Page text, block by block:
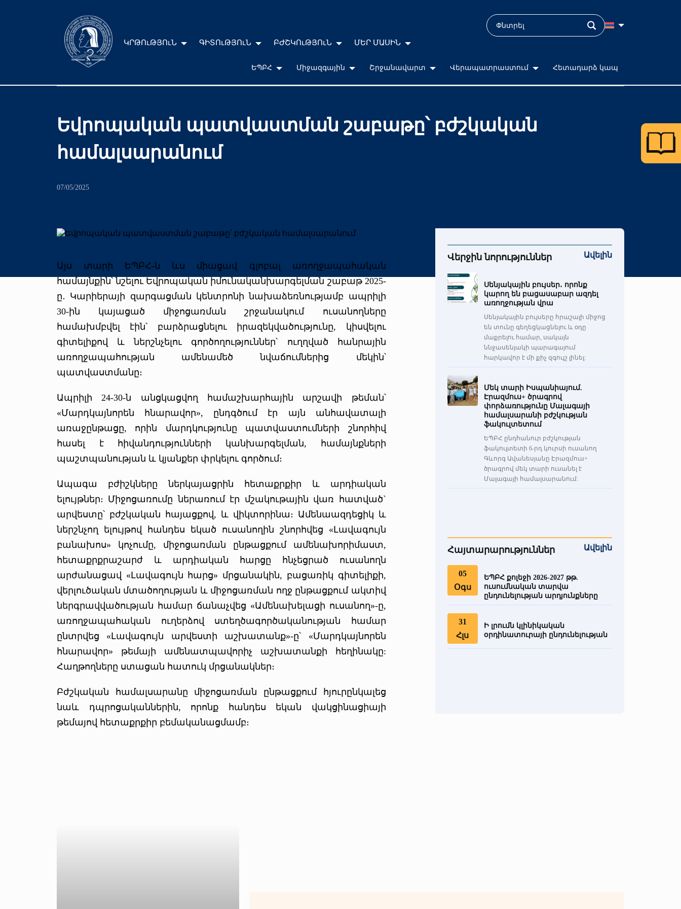
ԿՐԹՈւԹՅՈւՆ ԳԻՏՈւԹՅՈւՆ ԲԺՇԿՈւԹՅՈւՆ ՄԵՐ ՄԱՍԻՆ
ԵՊԲՀ Միջազգային Շրջանավարտ Վերապատրաստում Հետադարձ կապ
Եվրոպական պատվաստման շաբաթը՝ բժշկական
համալսարանում
07/05/2025
Այս տարի ԵՊԲՀ-ն ևս միացավ գլոբալ առողջապահական
համայնքին՝ նշելու Եվրոպական իմունականխարգելման շաբաթ 2025-
ը․ Կարիերայի զարգացման կենտրոնի նախաձեռնությամբ ապրիլի
30-ին կայացած միջոցառման շրջանակում ուսանողները
համախմբվել էին՝ բարձրացնելու իրազեկվածությունը, կիսվելու
գիտելիքով և ներշնչելու գործողություններ՝ ուղղված հանրային
առողջապահության ամենամեծ նվաճումներից մեկին՝
պատվաստմանը։
Ապրիլի 24-30-ն անցկացվող համաշխարհային արշավի թեման՝
«Մարդկայնորեն հնարավոր», ընդգծում էր այն անհավատալի
առաջընթացը, որին մարդկությունը պատվաստումների շնորհիվ
հասել է հիվանդությունների կանխարգելման, համայնքների
պաշտպանության և կյանքեր փրկելու գործում։
Ապագա բժիշկները ներկայացրին հետաքրքիր և արդիական
ելույթներ։ Միջոցառումը ներառում էր մշակութային վառ հատված`
արվեստը՝ բժշկական հայացքով, և վիկտորինա։ Ամենաազդեցիկ և
ներշնչող ելույթով հանդես եկած ուսանողին շնորհվեց «Լավագույն
բանախոս» կոչումը, միջոցառման ընթացքում ամենախորիմաստ,
հետաքրքրաշարժ և արդիական հարցը հնչեցրած ուսանողն
արժանացավ «Լավագույն հարց» մրցանակին, բացառիկ գիտելիքի,
վերլուծական մտածողության և միջոցառման ողջ ընթացքում ակտիվ
ներգրավվածության համար ճանաչվեց «Ամենախելացի ուսանող»-ը,
առողջապահական ուղերձով ստեղծագործականության համար
ընտրվեց «Լավագույն արվեստի աշխատանք»-ը՝ «Մարդկայնորեն
հնարավոր» թեմայի ամենատպավորիչ աշխատանքի հեղինակը:
Հաղթողները ստացան հատուկ մրցանակներ։
Բժշկական համալսարանը միջոցառման ընթացքում հյուրընկալեց
նաև դպրոցականներին, որոնք հանդես եկան վակցինացիայի
թեմայով հետաքրքիր բեմականացմամբ։
Վերջին նորություններ Ավելին
Սենյակային բույսեր․ որոնք
կարող են բացասաբար ազդել
առողջության վրա
Սենյակային բույսերը հրաշալի միջոց
են տունը գեղեցկացնելու և օդը
մաքրելու համար, սակայն
ննջասենյակի պարագայում
հարկավոր է մի քիչ զգույշ լինել:
Մեկ տարի Իսպանիայում.
Էրազմուս+ ծրագրով
փորձառությունը Մալագայի
համալսարանի բժշկության
ֆակուլտետում
ԵՊԲՀ ընդհանուր բժշկության
ֆակուլտետի 6-րդ կուրսի ուսանող
Գևորգ Ավանեսյանը Էրազմուս+
ծրագրով մեկ տարի ուսանել է
Մալագայի համալսարանում:
Հայտարարություններ Ավելին
05
Օգս
ԵՊԲՀ քոլեջի 2026-2027 թթ.
ուսումնական տարվա
ընդունելության արդյունքները
31
Հլս
Ի լրումն կլինիկական
օրդինատուրայի ընդունելության